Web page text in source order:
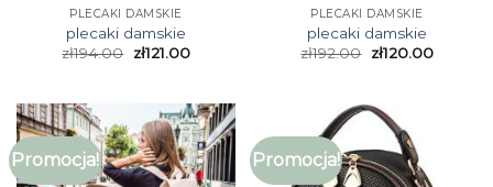
PLECAKI DAMSKIE
plecaki damskie
zł194.00 zł121.00
PLECAKI DAMSKIE
plecaki damskie
zł192.00 zł120.00
Promocja! Promocja!